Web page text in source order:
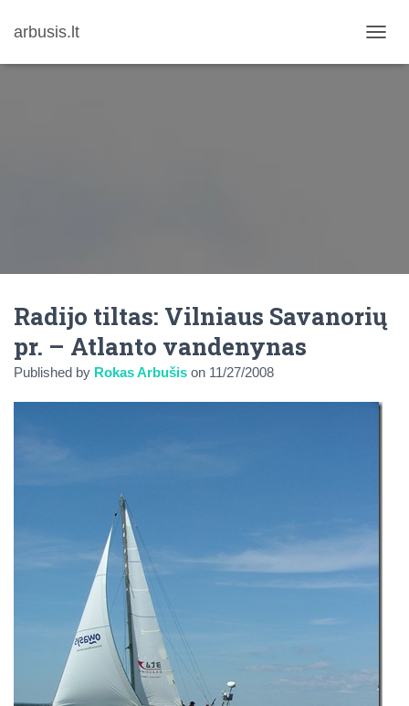
arbusis.lt
O
I
Radijo tiltas: Vilniaus Savanorių
pr. – Atlanto vandenynas
Published by Rokas Arbušis on 11/27/2008